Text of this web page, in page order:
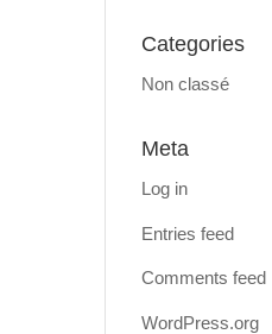
Categories
Non classé
Meta
Log in
Entries feed
Comments feed
WordPress.org